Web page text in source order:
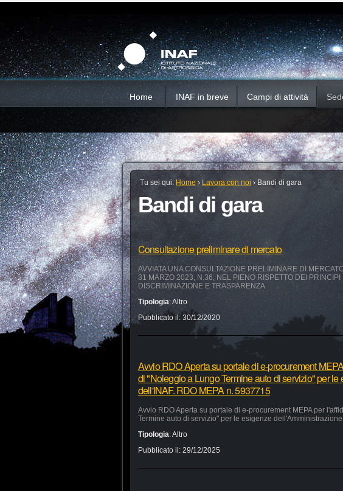
contenuti.
Salta
alla
navigazione
Home INAF in breve Campi di attività
Tu sei qui: Home › Lavora con noi › Bandi di gara
Bandi di gara
Consultazione preliminare di mercato
AVVIATA UNA CONSULTAZIONE PRELIMINARE DI
31 MARZO 2023, N.36, NEL PIENO RISPETTO DEI
DISCRIMINAZIONE E TRASPARENZA
Tipologia:Altro
Pubblicato il: 30/12/2020
Avvio RDO Aperta su portale di e-procurement
di "Noleggio a Lungo Termine auto di servizio" per
dell'INAF. RDO MEPA n. 5937715
Avvio RDO Aperta su portale di e-procurement MEPA per
Termine auto di servizio" per le esigenze
Tipologia:Altro
Pubblicato il: 29/12/2025